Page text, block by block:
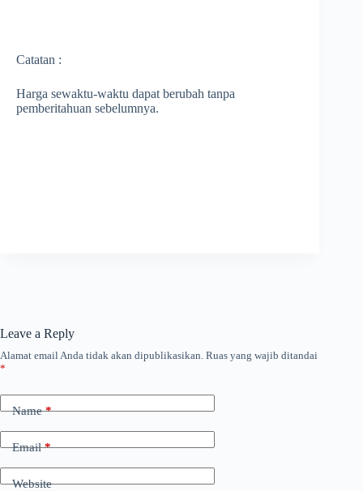
Catatan :
Harga sewaktu-waktu dapat berubah tanpa
pemberitahuan sebelumnya.
Leave a Reply
Alamat email Anda tidak akan dipublikasikan. Ruas yang wajib ditandai
*
Name*
Email*
Website